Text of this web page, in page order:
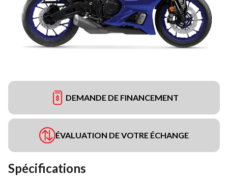
DEMANDE DE FINANCEMENT
ÉVALUATION DE VOTRE ÉCHANGE
Spécifications